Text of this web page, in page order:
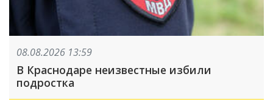
08.08.2026 13:59
В Краснодаре неизвестные избили
подростка